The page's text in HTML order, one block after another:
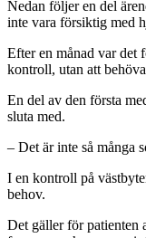
Nedan följer en del
inte vara försiktig med
Efter en månad var det
kontroll, utan att
En del av den första
sluta med.
– Det är inte så många
I en kontroll på
behov.
Det gäller för patienten